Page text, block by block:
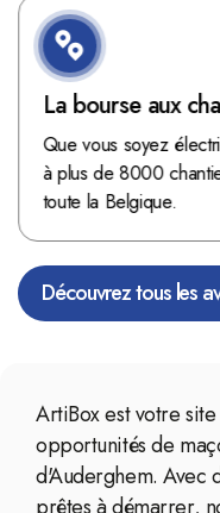
La bourse aux
véritable mine
Que vous soyez
à plus de 8000
toute la Belgique.
Découvrez tous les
ArtiBox est votre
opportunités de
d'Auderghem. Avec